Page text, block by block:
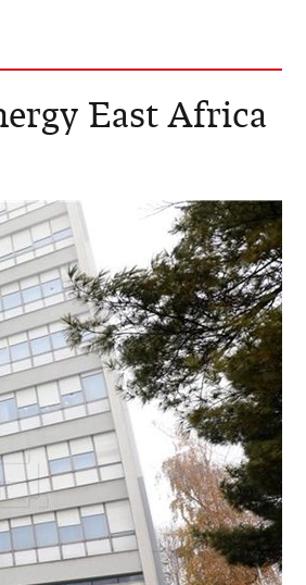
East Africa